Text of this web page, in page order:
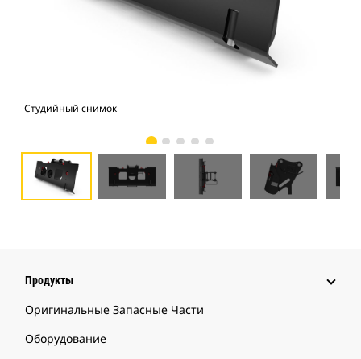
Студийный снимок
Продукты
Оригинальные Запасные Части
Оборудование